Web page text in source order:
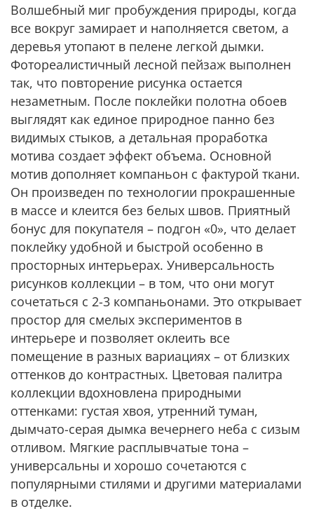
Волшебный миг пробуждения природы, когда
все вокруг замирает и наполняется светом, а
деревья утопают в пелене легкой дымки.
Фотореалистичный лесной пейзаж выполнен
так, что повторение рисунка остается
незаметным. После поклейки полотна обоев
выглядят как единое природное панно без
видимых стыков, а детальная проработка
мотива создает эффект объема. Основной
мотив дополняет компаньон с фактурой ткани.
Он произведен по технологии прокрашенные
в массе и клеится без белых швов. Приятный
бонус для покупателя – подгон «0», что делает
поклейку удобной и быстрой особенно в
просторных интерьерах. Универсальность
рисунков коллекции – в том, что они могут
сочетаться с 2-3 компаньонами. Это открывает
простор для смелых экспериментов в
интерьере и позволяет оклеить все
помещение в разных вариациях – от близких
оттенков до контрастных. Цветовая палитра
коллекции вдохновлена природными
оттенками: густая хвоя, утренний туман,
дымчато-серая дымка вечернего неба с сизым
отливом. Мягкие расплывчатые тона –
универсальны и хорошо сочетаются с
популярными стилями и другими материалами
в отделке.